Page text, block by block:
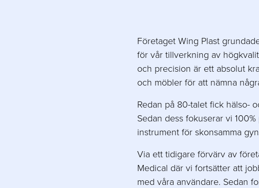
Företaget Wing Plast
för vår tillverkning av
och precision är ett absolut
och möbler för att nämna
Redan på 80-talet fick hälso-
Sedan dess fokuserar vi
instrument för skonsamma
Via ett tidigare förvärv av
Medical där vi fortsätter att
med våra användare. Sedan